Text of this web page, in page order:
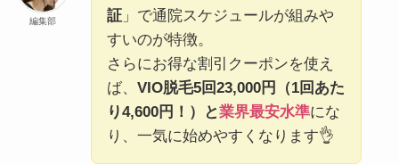
編集部
証」で通院スケジュールが組みや
すいのが特徴。
さらにお得な割引クーポンを使え
ば、 VIO脱毛5回23,000円（1回あた
り4,600円！）と業界最安水準にな
り、一気に始めやすくなります👌